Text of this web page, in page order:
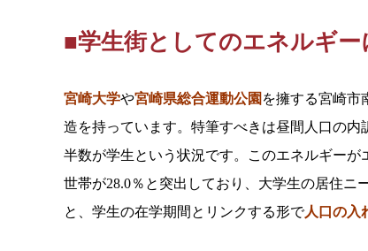
■学生街としてのエネルギー
宮崎大学や宮崎県総合運動公園 を擁する宮崎市
造を持っています。特筆すべきは昼間人口の内
半数が学生という状況です。このエネルギー
世帯が28.0％と突出しており、大学生の居住ニ
と、学生の在学期間とリンクする形で人口の入